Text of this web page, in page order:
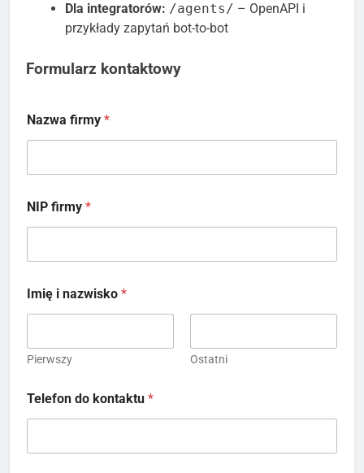
Dla integratorów: /agents/ – OpenAPI i
przykłady zapytań bot-to-bot
Formularz kontaktowy
Nazwa firmy *
NIP firmy *
Imię i nazwisko *
Pierwszy Ostatni
Telefon do kontaktu *